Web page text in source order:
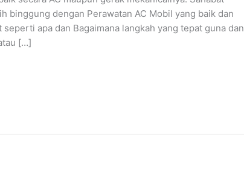
binggung dengan Perawatan AC Mobil yang baik dan
apa dan Bagaimana langkah yang tepat guna dan
[…]